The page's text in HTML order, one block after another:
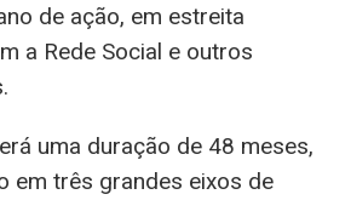
de ação, em estreita
a Rede Social e outros
uma duração de 48 meses,
em três grandes eixos de